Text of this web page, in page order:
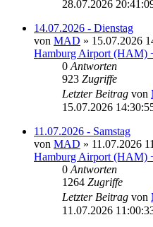
28.07.2026
14.07.2026 - Dienstag
von MAD » 15.07.2026
Hamburg Airport (HAM)
0 Antworten
923 Zugriffe
Letzter Beitrag von
15.07.2026
11.07.2026 - Samstag
von MAD » 11.07.2026
Hamburg Airport (HAM)
0 Antworten
1264 Zugriffe
Letzter Beitrag von
11.07.2026